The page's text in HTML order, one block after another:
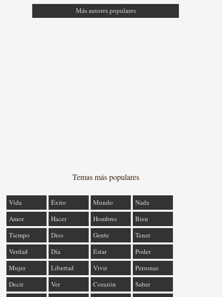
Más autores populares
Temas más populares
Vida Éxito Mundo
Nada
Amor
Hacer Hombres
Bien
Tiempo
Dios Gente
Tener
Verdad
Día Estar
Poder
Mujer
Libertad Vivir
Personas
Decir
Ver Corazón
Saber